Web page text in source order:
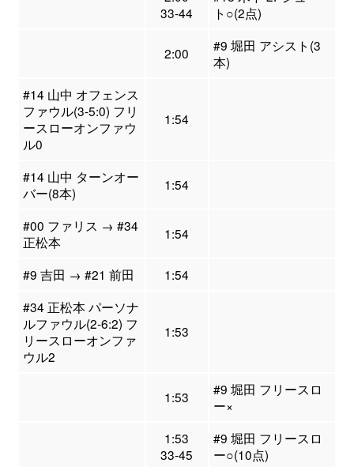
33-44
ト○(2点)
2:00
#9 堀田 アシスト(3
本)
#14 山中 オフェンス
ファウル(3-5:0) フリ
ースローオンファウ
ル0
1:54
#14 山中 ターンオー
バー(8本)
1:54
#00 ファリス → #34
正松本
1:54
#9 吉田 → #21 前田
1:54
#34 正松本 パーソナ
ルファウル(2-6:2) フ
リースローオンファ
ウル2
1:53
1:53
#9 堀田 フリースロ
ー×
1:53
33-45
#9 堀田 フリースロ
ー○(10点)